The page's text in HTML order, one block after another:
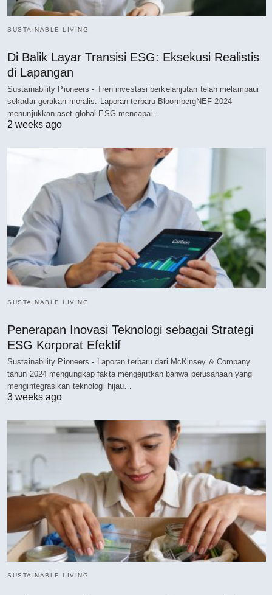
SUSTAINABLE LIVING
Di Balik Layar Transisi ESG: Eksekusi Realistis
di Lapangan
Sustainability Pioneers - Tren investasi berkelanjutan telah melampaui
sekadar gerakan moralis. Laporan terbaru BloombergNEF 2024
menunjukkan aset global ESG mencapai…
2 weeks ago
SUSTAINABLE LIVING
Penerapan Inovasi Teknologi sebagai Strategi
ESG Korporat Efektif
Sustainability Pioneers - Laporan terbaru dari McKinsey & Company
tahun 2024 mengungkap fakta mengejutkan bahwa perusahaan yang
mengintegrasikan teknologi hijau…
3 weeks ago
SUSTAINABLE LIVING